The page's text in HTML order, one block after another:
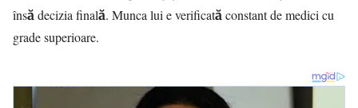
însă decizia finală. Munca lui e verificată constant de medici cu
grade superioare.